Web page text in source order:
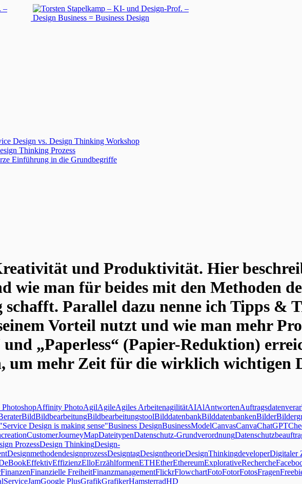
Design vs. Design Thinking Workshop
Thinking Prozess
Einführung in die Grundbegriffe
und Produktivität. Hier
wie man für beides mit den Methoden
Parallel dazu nenne ich Tipps &
Vorteil nutzt und wie man mehr
und „Paperless“ (Papier-Reduktion)
um mehr Zeit für die wirklich wichtigen
Affinity PhotoAgilAgileAgiles ArbeitenagilitätAIAlAntworten
BildBildbearbeitungBildbearbeitungstoolBilddatenbankBilddatenbankenBilder
Design is making sense"Business DesignBusinessModelCanvasCanvaChatGPT
creationCustomerJourneyMapDateitypenDatenschutz-Grundverordnung
ProzessDesign ThinkingDesign-
DesignmethodendesignprozessDesigntagDesigntheorieDesignThinkingdeveloperDigitaler
eBookEffektivEffizienzElloErzählformenETHEtherEthereumExplorativeRecherche
FinanzenFinanzielle FreiheitFinanzmanagementFlickrFlowchartFotoFotorFotosFragen
Google PlusGrafikGrafikerHamsterradHD